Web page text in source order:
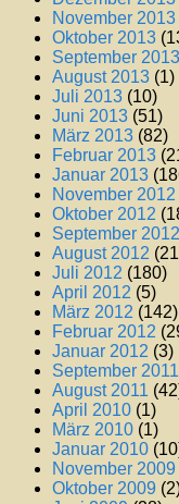
November 2013
Oktober 2013
September 2013
August 2013 (1)
Juli 2013 (10)
Juni 2013 (51)
März 2013 (82)
Februar 2013
Januar 2013
November 2012
Oktober 2012
September 2012
August 2012
Juli 2012 (180)
April 2012 (5)
März 2012 (142)
Februar 2012
Januar 2012 (3)
September 2011
August 2011
April 2010 (1)
März 2010 (1)
Januar 2010
November 2009
Oktober 2009